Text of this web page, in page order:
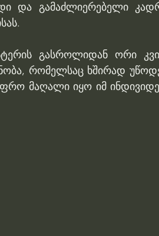
და გამაძლიერებელი
გასროლიდან ორი
რომელსაც ხშირად
მაღალი იყო იმ